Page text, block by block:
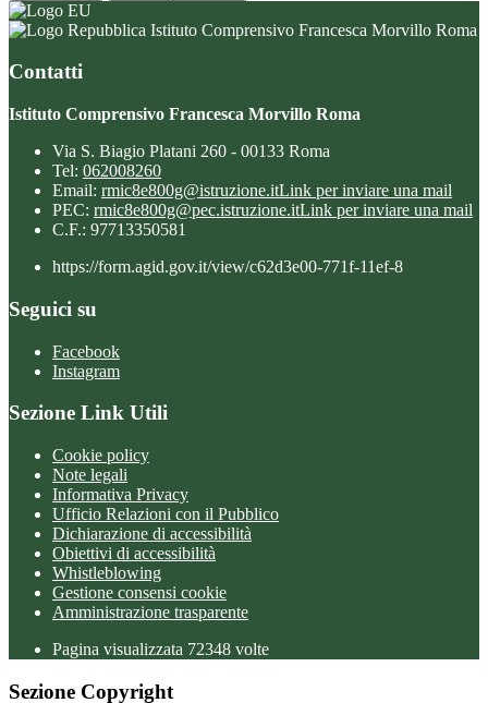
Istituto Comprensivo Francesca Morvillo Roma
Contatti
Istituto Comprensivo Francesca Morvillo Roma
Via S. Biagio Platani 260 - 00133 Roma
Tel: 062008260
Email: rmic8e800g@istruzione.itLink per inviare una mail
PEC: rmic8e800g@pec.istruzione.itLink per inviare una mail
C.F.: 97713350581
https://form.agid.gov.it/view/c62d3e00-771f-11ef-8
Seguici su
Facebook
Instagram
Sezione Link Utili
Cookie policy
Note legali
Informativa Privacy
Ufficio Relazioni con il Pubblico
Dichiarazione di accessibilità
Obiettivi di accessibilità
Whistleblowing
Gestione consensi cookie
Amministrazione trasparente
Pagina visualizzata 72348 volte
Sezione Copyright